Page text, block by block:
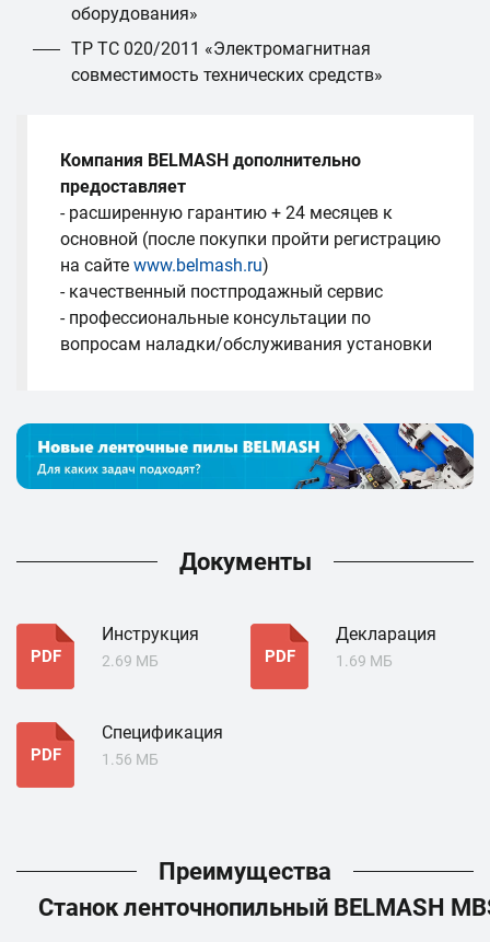
оборудования»
ТР ТС 020/2011 «Электромагнитная
совместимость технических средств»
Компания BELMASH дополнительно
предоставляет
- расширенную гарантию + 24 месяцев к
основной (после покупки пройти регистрацию
на сайте www.belmash.ru)
- качественный постпродажный сервис
- профессиональные консультации по
вопросам наладки/обслуживания установки
Документы
PDF
Инструкция
2.69 МБ PDF
Декларация
1.69 МБ
PDF
Спецификация
1.56 МБ
Преимущества
Станок ленточнопильный BELMASH